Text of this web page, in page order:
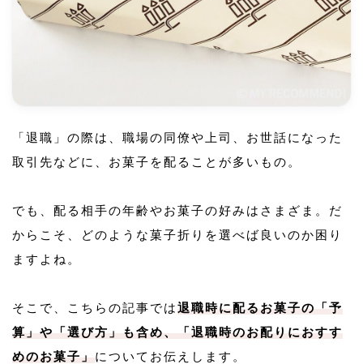
「退職」の際は、職場の同僚や上司、お世話になった
取引先などに、お菓子を配ることが多いもの。
でも、配る相手の年齢やお菓子の好みはさまざま。だ
からこそ、どのような菓子折りを選べば良いのか困り
ますよね。
そこで、こちらの記事では退職時に配るお菓子の「予
算」や「選び方」も含め、「退職時のお配りにおすす
めのお菓子」 についてお伝えします。